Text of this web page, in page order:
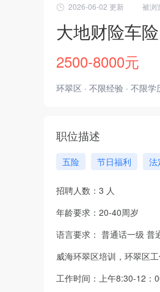
2026-06-02 更新 被浏
大地财险车
2500-8000元
环翠区 · 不限经验 · 不限学
职位描述
五险 节日福利 法
招聘人数：3 人
年龄要求：20-40周岁
语言要求： 普通话一级 普
威海环翠区培训，环翠区
工作时间：上午8:30-12：